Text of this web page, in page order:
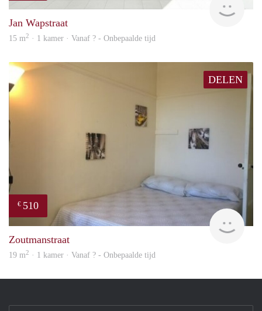
Jan Wapstraat
15 m2 · 1 kamer · Vanaf ? - Onbepaalde tijd
DELEN
€ 510
Zoutmanstraat
19 m2 · 1 kamer · Vanaf ? - Onbepaalde tijd